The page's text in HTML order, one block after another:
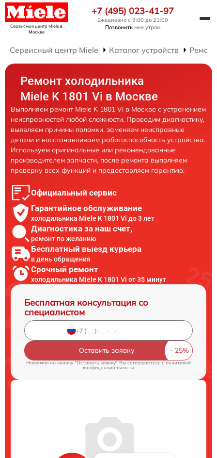
Сервисный центр Mieleв
Москве
+7 (495) 023-41-97
Ежедневно с 9:00 до 21:00
Позвонить мне утром
Сервисный центр Miele Каталог устройств
Ремонт холодильника
Miele K 1801 Vi в Москве
Выполняем ремонт Miele K 1801 Vi в Москве с устранением
неисправностей любой сложности. Проводим диагностику,
выявляем причины поломки, заменяем неисправные
детали и восстанавливаем работоспособность устройства.
Используем оригинальные или рекомендованные
производителем запчасти, после ремонта выполняем
проверку всех функций и предоставляем гарантию.
Официальный сервис
Гарантийное обслуживание
холодильника Miele K 1801 Vi до 3 лет
Диагностика за наш счет,
ремонт по желанию
Бесплатный выезд курьера
в день обращения
Срочный ремонт
холодильника Miele K 1801 Vi от 35 минут
Бесплатная консультация со
специалистом
Оставить заявку
Нажимая на кнопку "Оставить заявку" Вы соглашаетесь cполитикой
конфиденциальности